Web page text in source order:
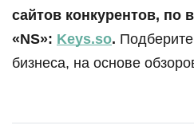
сайтов конкурентов, по
«NS»: Keys.so.
бизнеса, на основе